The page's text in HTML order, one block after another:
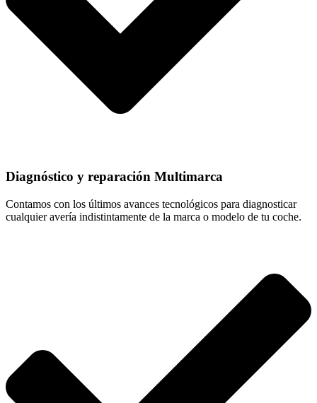
Diagnóstico y reparación Multimarca
Contamos con los últimos avances tecnológicos para diagnosticar
cualquier avería indistintamente de la marca o modelo de tu coche.